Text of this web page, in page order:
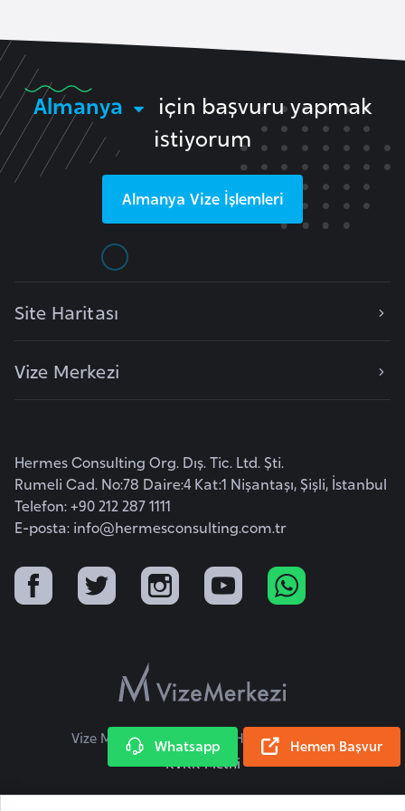
Almanya
için başvuru yapmak
istiyorum
Almanya Vize İşlemleri
Site Haritası
Vize Merkezi
Hermes Consulting Org. Dış. Tic. Ltd. Şti.
Rumeli Cad. No:78 Daire:4 Kat:1 Nişantaşı, Şişli, İstanbul
Telefon: +90 212 287 1111
E-posta: info@hermesconsulting.com.tr
Vize Merkezi © 2026 Tüm Hakları Saklıdır.
KVKK Metni
B
o
n
k
B
a
r
i
s
a
n
a
Hemen Başvur
Whatsapp